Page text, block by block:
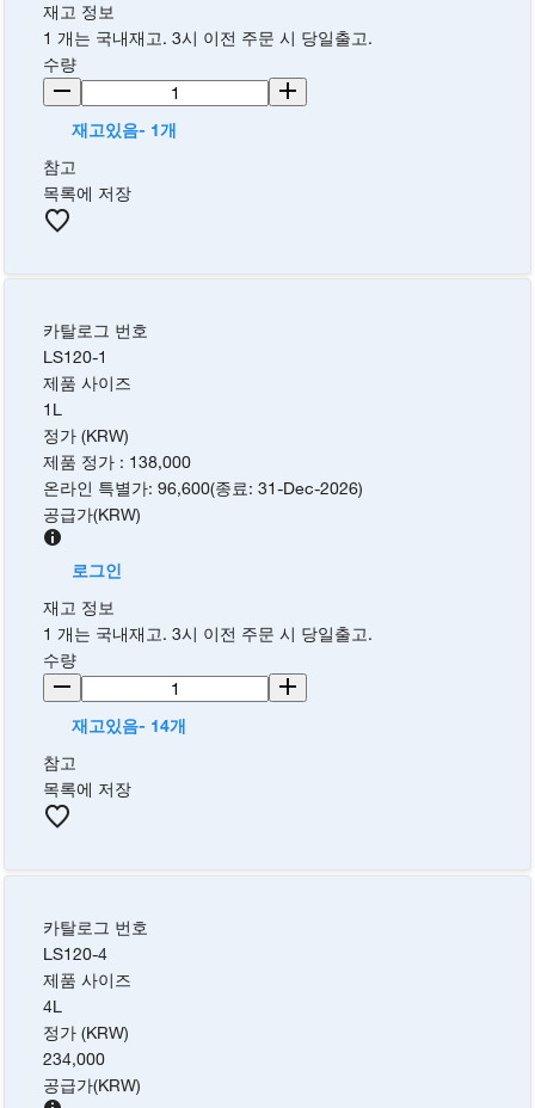
재고 정보
1 개는 국내재고. 3시 이전 주문 시 당일출고.
수량
재고있음- 1개
참고
목록에 저장
카탈로그 번호
LS120-1
제품 사이즈
1L
정가 (KRW)
제품 정가 : 138,000
온라인 특별가:96,600(종료:31-Dec-2026)
공급가(KRW)
로그인
재고 정보
1 개는 국내재고. 3시 이전 주문 시 당일출고.
수량
재고있음- 14개
참고
목록에 저장
카탈로그 번호
LS120-4
제품 사이즈
4L
정가 (KRW)
234,000
공급가(KRW)